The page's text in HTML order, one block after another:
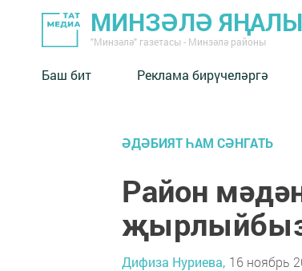
МИНЗӘЛӘ
"Минзәлә" газетасы - Минзәлә районы
Баш бит Реклама бирүчеләргә
ӘДӘБИЯТ ҺАМ СӘНГАТЬ
Район
Дифиза Нуриева, 16 ноябрь